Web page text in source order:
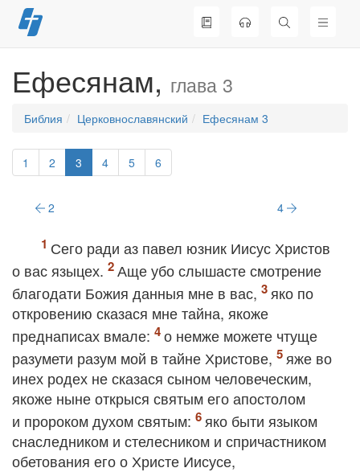
Перейти
к
Ефесянам, глава 3
Библия Церковнославянский Ефесянам 3
1 2 3 4 5 6
2 4
Сего ради аз павел юзник Иисус Христов
о вас языцех.
Аще убо слышасте смотрение
благодати Божия данныя мне в вас,
яко по
откровению сказася мне тайна, якоже
преднаписах вмале:
о немже можете чтуще
разумети разум мой в тайне Христове,
яже во
инех родех не сказася сыном человеческим,
якоже ныне открыся святым его апостолом
и пророком духом святым:
яко быти языком
снаследником и стелесником и спричастником
обетования его о Христе Иисусе,